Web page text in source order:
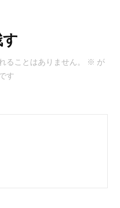
ることはありません。 ※ が
す